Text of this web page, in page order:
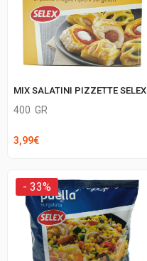
MIX SALATINI PIZZETTE SELEX
400 GR
3,99€
- 33%